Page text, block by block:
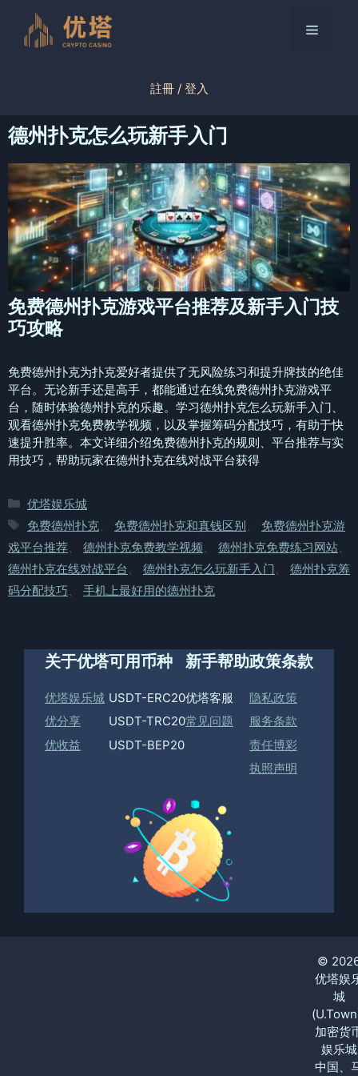
菜
註冊 / 登入
德州扑克怎么玩新手入门
免费德州扑克游戏平台推荐及新手入门技
巧攻略
免费德州扑克为扑克爱好者提供了无风险练习和提升牌技的绝佳
平台。无论新手还是高手，都能通过在线免费德州扑克游戏平
台，随时体验德州扑克的乐趣。学习德州扑克怎么玩新手入门、
观看德州扑克免费教学视频，以及掌握筹码分配技巧，有助于快
速提升胜率。本文详细介绍免费德州扑克的规则、平台推荐与实
用技巧，帮助玩家在德州扑克在线对战平台获得
分
类
优塔娱乐城
标
签
免费德州扑克 免费德州扑克和真钱区别
免费德州扑克游
戏平台推荐
德州扑克免费教学视频 德州扑克免费练习网站
德州扑克在线对战平台
德州扑克怎么玩新手入门
德州扑克筹
码分配技巧
手机上最好用的德州扑克
关于优塔
优塔娱乐城
优分享
优收益
可用币种
USDT-ERC20
USDT-TRC20
USDT-BEP20
新手帮助
优塔客服
常见问题
政策条款
隐私政策
服务条款
责任博彩
执照声明
©
优塔娱
城
加密货
娱乐城
中国、